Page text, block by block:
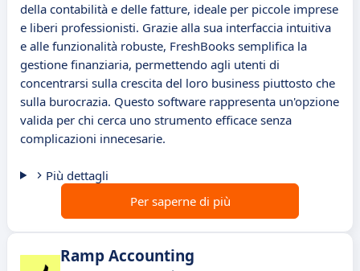
della contabilità e delle fatture, ideale per piccole imprese
e liberi professionisti. Grazie alla sua interfaccia intuitiva
e alle funzionalità robuste, FreshBooks semplifica la
gestione finanziaria, permettendo agli utenti di
concentrarsi sulla crescita del loro business piuttosto che
sulla burocrazia. Questo software rappresenta un'opzione
valida per chi cerca uno strumento efficace senza
complicazioni innecesarie.
Più dettagli
Per saperne di più
Ramp Accounting